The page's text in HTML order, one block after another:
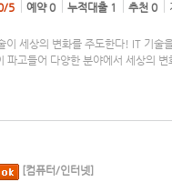
5
예약 0 누적대출 1 추천 0
이 세상의 변화를 주도한다! IT 기술
파고들어 다양한 분야에서 세상의
[컴퓨터/인터넷]